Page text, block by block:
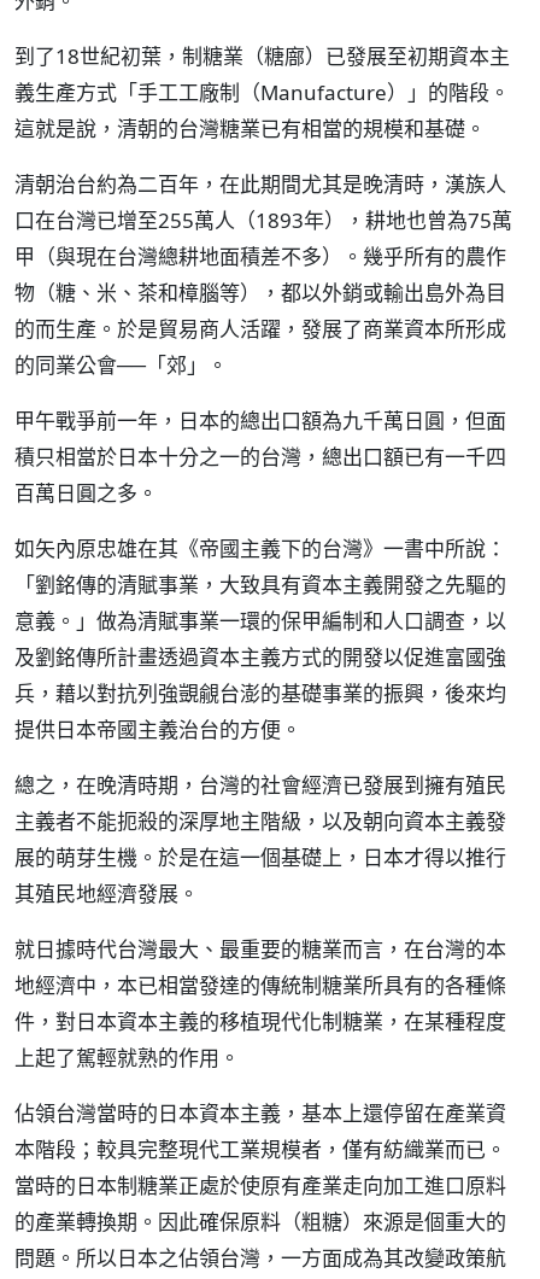
到了18世紀初葉，制糖業（糖廍）已發展至初期資本主
義生產方式「手工工廠制（Manufacture）」的階段。
這就是說，清朝的台灣糖業已有相當的規模和基礎。
清朝治台約為二百年，在此期間尤其是晚清時，漢族人
口在台灣已增至255萬人（1893年），耕地也曾為75萬
甲（與現在台灣總耕地面積差不多）。幾乎所有的農作
物（糖、米、茶和樟腦等），都以外銷或輸出島外為目
的而生產。於是貿易商人活躍，發展了商業資本所形成
的同業公會──「郊」。
甲午戰爭前一年，日本的總出口額為九千萬日圓，但面
積只相當於日本十分之一的台灣，總出口額已有一千四
百萬日圓之多。
如矢內原忠雄在其《帝國主義下的台灣》一書中所說：
「劉銘傳的清賦事業，大致具有資本主義開發之先驅的
意義。」做為清賦事業一環的保甲編制和人口調查，以
及劉銘傳所計畫透過資本主義方式的開發以促進富國強
兵，藉以對抗列強覬覦台澎的基礎事業的振興，後來均
提供日本帝國主義治台的方便。
總之，在晚清時期，台灣的社會經濟已發展到擁有殖民
主義者不能扼殺的深厚地主階級，以及朝向資本主義發
展的萌芽生機。於是在這一個基礎上，日本才得以推行
其殖民地經濟發展。
就日據時代台灣最大、最重要的糖業而言，在台灣的本
地經濟中，本已相當發達的傳統制糖業所具有的各種條
件，對日本資本主義的移植現代化制糖業，在某種程度
上起了駕輕就熟的作用。
佔領台灣當時的日本資本主義，基本上還停留在產業資
本階段；較具完整現代工業規模者，僅有紡織業而已。
當時的日本制糖業正處於使原有產業走向加工進口原料
的產業轉換期。因此確保原料（粗糖）來源是個重大的
問題。所以日本之佔領台灣，一方面成為其改變政策航